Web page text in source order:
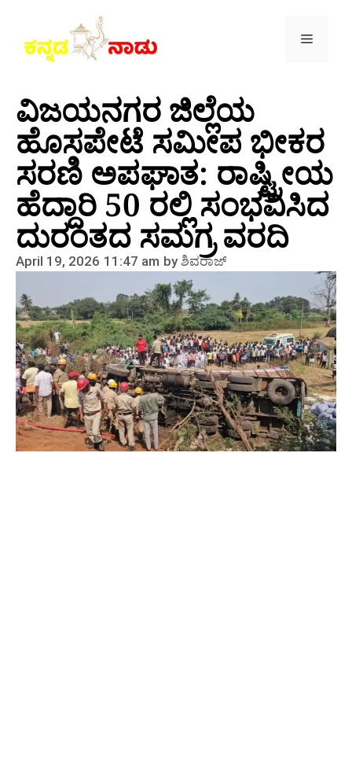
ವಿಜಯನಗರ ಜಿಲ್ಲೆಯ
ಹೊಸಪೇಟೆ ಸಮೀಪ ಭೀಕರ
ಸರಣಿ ಅಪಘಾತ: ರಾಷ್ಟ್ರೀಯ
ಹೆದ್ದಾರಿ 50 ರಲ್ಲಿ ಸಂಭವಿಸಿದ
ದುರಂತದ ಸಮಗ್ರ ವರದಿ
April 19, 2026 11:47 am byಶಿವರಾಜ್